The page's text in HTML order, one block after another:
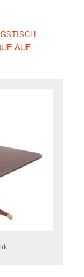
–
AUF